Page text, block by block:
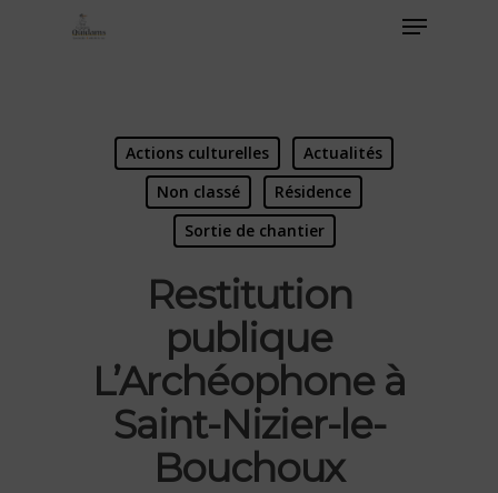
Actions culturelles
Actualités
Non classé
Résidence
Sortie de chantier
Restitution
publique
L’Archéophone à
Saint-Nizier-le-
Bouchoux